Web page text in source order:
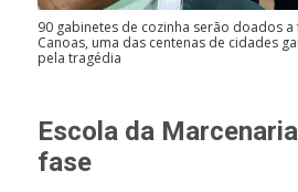
90 gabinetes de cozinha serão doados a
Canoas, uma das centenas de cidades
pela tragédia
Escola da
fase